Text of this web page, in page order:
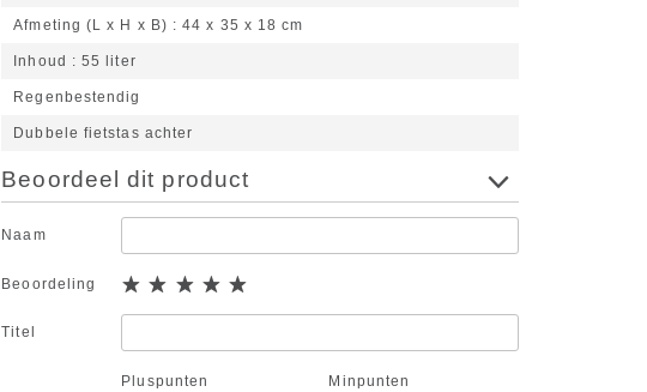
Afmeting (L x H x B) 44 x 35 x 18 cm
Inhoud 55 liter
Regenbestendig
Dubbele fietstas achter
Beoordeel dit product
Naam
Beoordeling
Titel
Pluspunten Minpunten